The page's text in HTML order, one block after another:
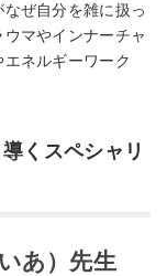
ぜ自分を雑に扱っ
マやインナーチャ
ネルギーワーク
くスペシャリ
あ）先生